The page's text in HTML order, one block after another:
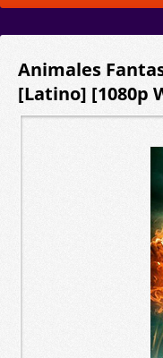
Animales
[Latino] [1080p